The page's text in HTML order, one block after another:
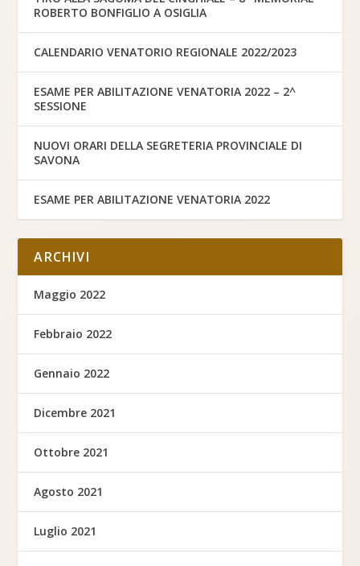
ROBERTO BONFIGLIO A OSIGLIA
CALENDARIO VENATORIO REGIONALE 2022/2023
ESAME PER ABILITAZIONE VENATORIA 2022 – 2^
SESSIONE
NUOVI ORARI DELLA SEGRETERIA PROVINCIALE DI
SAVONA
ESAME PER ABILITAZIONE VENATORIA 2022
ARCHIVI
Maggio 2022
Febbraio 2022
Gennaio 2022
Dicembre 2021
Ottobre 2021
Agosto 2021
Luglio 2021